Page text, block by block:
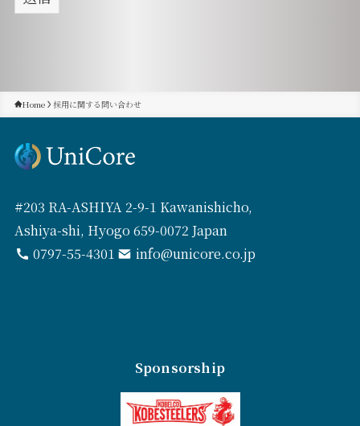
Home 採用に関する問い合わせ
#203 RA-ASHIYA 2-9-1 Kawanishicho,
Ashiya-shi, Hyogo 659-0072 Japan
0797-55-4301
info@unicore.co.jp
Sponsorship